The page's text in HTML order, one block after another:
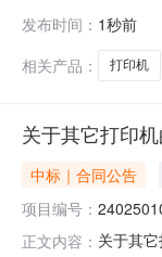
http://
不含税成
发布时间： 1秒前
相关产品：
打印机
关于其它打印
中标｜合同公告
项目编号：
正文内容： 关于其